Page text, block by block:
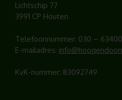
Lichtschip 77
3991 CP Houten
Telefoonnummer: 030 –
E-mailadres:
KvK-nummer: 83092749